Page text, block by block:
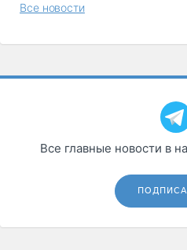
Все новости
Все главные новости в